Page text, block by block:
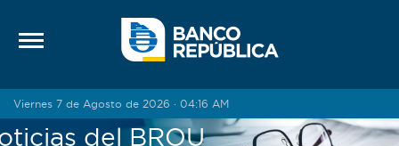
Viernes 7 de Agosto de 2026 · 04:16 AM
del BROU